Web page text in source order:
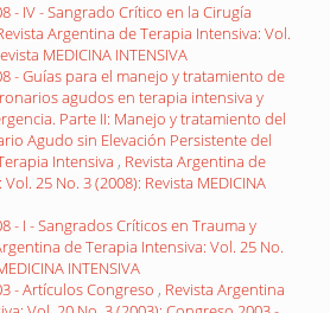
- IV - Sangrado Crítico en la Cirugía
Argentina de Terapia Intensiva: Vol.
MEDICINA INTENSIVA
- Guías para el manejo y tratamiento de
agudos en terapia intensiva y
Parte II: Manejo y tratamiento del
Agudo sin Elevación Persistente del
Intensiva , Revista Argentina de
25 No. 3 (2008): Revista MEDICINA
- I - Sangrados Críticos en Trauma y
de Terapia Intensiva: Vol. 25 No.
INTENSIVA
- Artículos Congreso , Revista Argentina